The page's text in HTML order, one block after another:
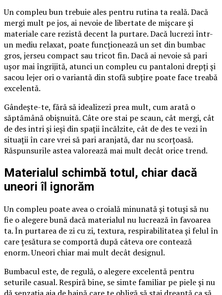
Un compleu bun trebuie ales pentru rutina ta reală. Dacă
mergi mult pe jos, ai nevoie de libertate de mișcare și
materiale care rezistă decent la purtare. Dacă lucrezi într-
un mediu relaxat, poate funcționează un set din bumbac
gros, jerseu compact sau tricot fin. Dacă ai nevoie să pari
ușor mai îngrijită, atunci un compleu cu pantaloni drepți și
sacou lejer ori o variantă din stofă subțire poate face treabă
excelentă.
Gândește-te, fără să idealizezi prea mult, cum arată o
săptămână obișnuită. Câte ore stai pe scaun, cât mergi, cât
de des intri și ieși din spații încălzite, cât de des te vezi în
situații în care vrei să pari aranjată, dar nu scorțoasă.
Răspunsurile astea valorează mai mult decât orice trend.
Materialul schimbă totul, chiar dacă
uneori îl ignorăm
Un compleu poate avea o croială minunată și totuși să nu
fie o alegere bună dacă materialul nu lucrează în favoarea
ta. În purtarea de zi cu zi, textura, respirabilitatea și felul în
care țesătura se comportă după câteva ore contează
enorm. Uneori chiar mai mult decât designul.
Bumbacul este, de regulă, o alegere excelentă pentru
seturile casual. Respiră bine, se simte familiar pe piele și nu